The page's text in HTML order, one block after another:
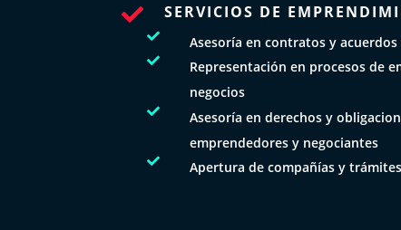
 SERVICIOS DE
 Asesoría en contratos y acuerdos

Representación en procesos de
negocios

Asesoría en derechos y
emprendedores y negociantes
 Apertura de compañías y